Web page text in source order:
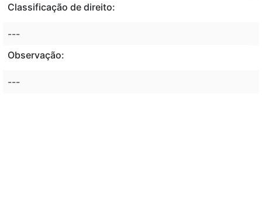
Classificação de direito:
---
Observação:
---